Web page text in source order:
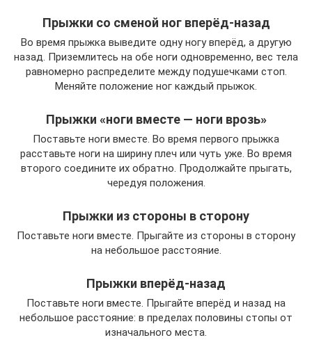
Прыжки со сменой ног вперёд-назад
Во время прыжка выведите одну ногу вперёд, а другую
назад. Приземлитесь на обе ноги одновременно, вес тела
равномерно распределите между подушечками стоп.
Меняйте положение ног каждый прыжок.
Прыжки «ноги вместе — ноги врозь»
Поставьте ноги вместе. Во время первого прыжка
расставьте ноги на ширину плеч или чуть уже. Во время
второго соедините их обратно. Продолжайте прыгать,
чередуя положения.
Прыжки из стороны в сторону
Поставьте ноги вместе. Прыгайте из стороны в сторону
на небольшое расстояние.
Прыжки вперёд-назад
Поставьте ноги вместе. Прыгайте вперёд и назад на
небольшое расстояние: в пределах половины стопы от
изначального места.